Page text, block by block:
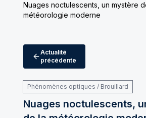
Nuages noctulescents, un mystère
météorologie moderne
Actualité
précédente
Phénomènes optiques / Brouillard
Nuages noctulescents,